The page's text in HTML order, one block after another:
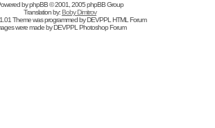
byphpBB© 2001, 2005 phpBB Group
Translation by:Boby Dimitrov
Theme was programmed byDEVPPL HTML Forum
were made byDEVPPL Photoshop Forum